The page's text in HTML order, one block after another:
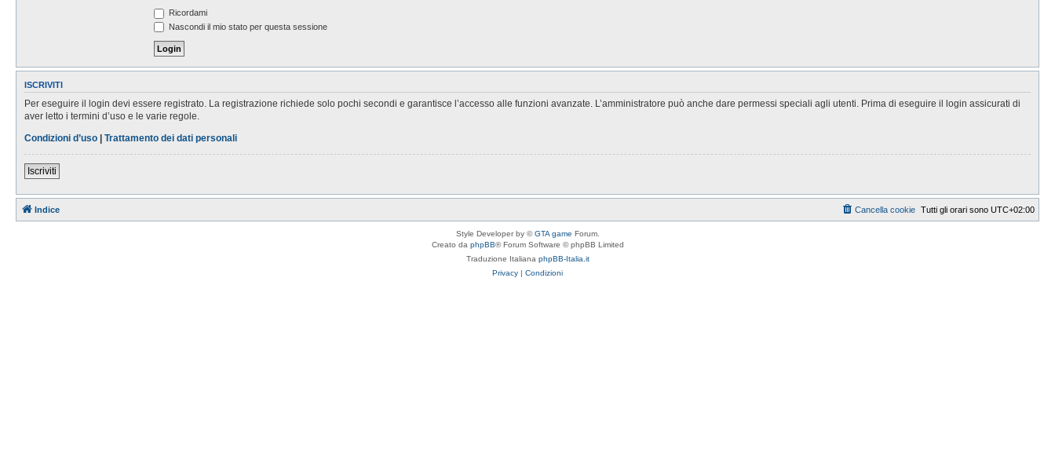
Ricordami
Nascondi il mio stato per questa sessione
ISCRIVITI
Per eseguire il login devi essere registrato. La registrazione richiede solo pochi secondi e garantisce l’accesso alle funzioni avanzate. L’amministratore può anche dare permessi speciali agli utenti. Prima di eseguire il login assicurati di
aver letto i termini d’uso e le varie regole.
Condizioni d’uso | Trattamento dei dati personali
Iscriviti
Indice Tutti gli orari sono UTC+02:00
Cancella cookie
Style Developer by ©GTA game Forum.
Creato da phpBB® Forum Software © phpBB Limited
Traduzione Italiana phpBB-Italia.it
Privacy | Condizioni